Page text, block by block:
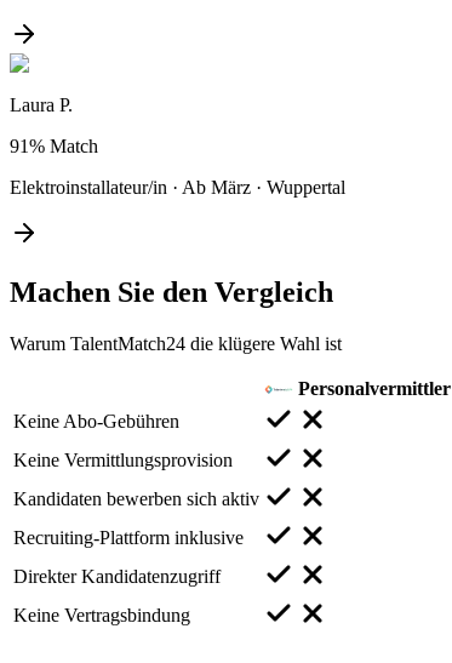
Laura P.
91% Match
Elektroinstallateur/in · Ab März · Wuppertal
Machen Sie den Vergleich
Warum TalentMatch24 die klügere Wahl ist
Personalvermittler
Keine Abo-Gebühren
Keine Vermittlungsprovision
Kandidaten bewerben sich aktiv
Recruiting-Plattform inklusive
Direkter Kandidatenzugriff
Keine Vertragsbindung